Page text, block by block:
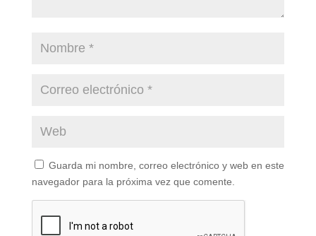
Guarda mi nombre, correo electrónico y web en este
navegador para la próxima vez que comente.